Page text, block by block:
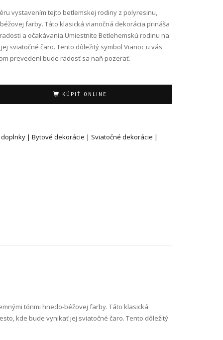
vystavením tejto betlemskej rodiny z polyresinu,
farby. Táto klasická vianočná dekorácia prináša
a očakávania.Umiestnite Betlehemskú rodinu na
sviatočné čaro. Tento dôležitý symbol Vianoc u vás
prevedení bude radosť sa naň pozerať.
KÚPIŤ ONLINE
| Bytové dekorácie | Sviatočné dekorácie |
tónmi hnedo-béžovej farby. Táto klasická
kde bude vynikať jej sviatočné čaro. Tento dôležitý